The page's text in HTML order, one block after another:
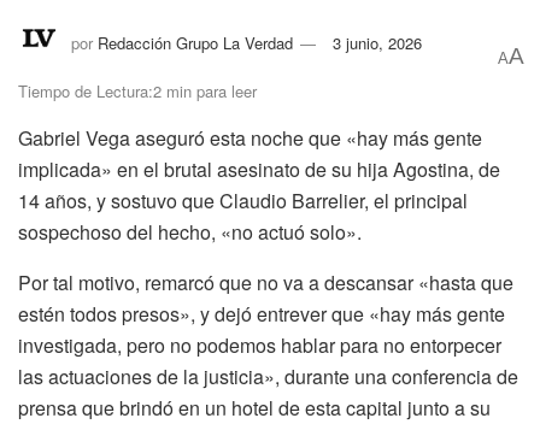
por Redacción Grupo La Verdad 3 junio, 2026
Tiempo de Lectura:2 min para leer
AA
Gabriel Vega aseguró esta noche que «hay más gente
implicada» en el brutal asesinato de su hija Agostina, de
14 años, y sostuvo que Claudio Barrelier, el principal
sospechoso del hecho, «no actuó solo».
Por tal motivo, remarcó que no va a descansar «hasta que
estén todos presos», y dejó entrever que «hay más gente
investigada, pero no podemos hablar para no entorpecer
las actuaciones de la justicia», durante una conferencia de
prensa que brindó en un hotel de esta capital junto a su